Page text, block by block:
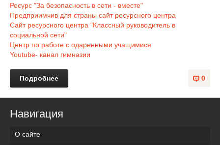
Ресурс "За безопасность в сети - вместе"
Предприимчив для страны сайт ресурсного центра
Сайт ресурсного центра "Классный руководитель в
социальной сети"
Центр по работе с одаренными учащимися
Youtube- канал гимназии
0
Подробнее
Навигация
О сайте